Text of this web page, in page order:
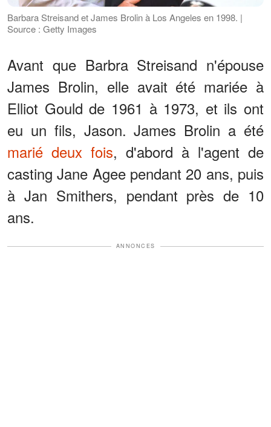
Barbara Streisand et James Brolin à Los Angeles en 1998. |
Source : Getty Images
Avant que Barbra Streisand n'épouse
James Brolin, elle avait été mariée à
Elliot Gould de 1961 à 1973, et ils ont
eu un fils, Jason. James Brolin a été
marié deux fois, d'abord à l'agent de
casting Jane Agee pendant 20 ans, puis
à Jan Smithers, pendant près de 10
ans.
ANNONCES